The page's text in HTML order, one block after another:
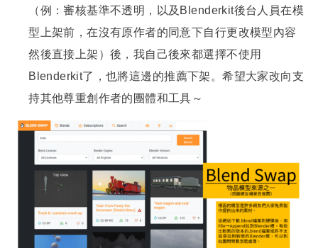
（例：審核基準不透明，以及Blenderkit後台人員在模
型上架前，在沒有原作者的同意下自行更改模型內容
然後直接上架）後，我自己後來都選擇不使用
Blenderkit了，也將這邊的推薦下架。希望大家改向支
持其他尊重創作者的團體和工具～